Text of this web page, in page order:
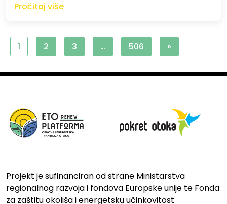
Pročitaj više
1 2 3 … 506 »
Projekt je sufinanciran od strane Ministarstva
regionalnog razvoja i fondova Europske unije te Fonda
za zaštitu okoliša i energetsku učinkovitost